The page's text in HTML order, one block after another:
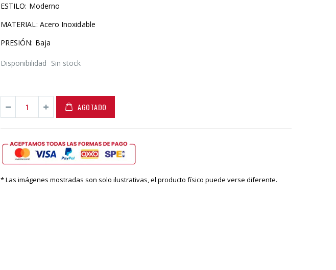
ESTILO: Moderno
MATERIAL: Acero Inoxidable
PRESIÓN: Baja
Disponibilidad Sin stock
AGOTADO
* Las imágenes mostradas son solo ilustrativas, el producto físico puede verse diferente.